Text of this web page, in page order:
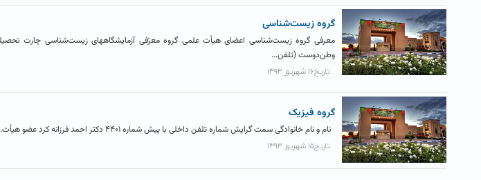
گروه زیست‌شناسی
معرفی گروه زیست‌شناسی اعضای هیأت علمی گروه معرّفی آزمایشگاههای زیست‌شناسی چارت
وطن‌دوست (تلفن...
تاریخ۱۶ شهریور ۱۳۹۳
گروه فیزیک
نام و نام خانوادگی سمت گرایش شماره تلفن داخلی با پیش شماره ۴۴۰۱ دکتر احمد فرزانه کرد عضو هیأت...
تاریخ۱۵ شهریور ۱۳۹۳